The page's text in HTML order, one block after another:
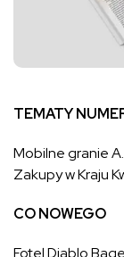
TEMATY
Mobilne granie
Zakupy w Kraju
CO NOWEGO
Fotel Diablo